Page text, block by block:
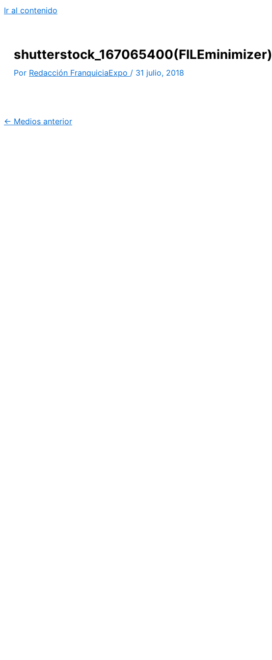
Ir al contenido
shutterstock_167065400(FILEminimizer)
Por Redacción FranquiciaExpo / 31 julio, 2018
← Medios anterior